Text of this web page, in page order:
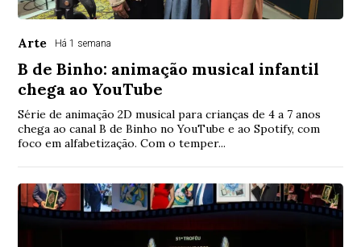
Arte Há 1 semana
B de Binho: animação musical infantil
chega ao YouTube
Série de animação 2D musical para crianças de 4 a 7 anos
chega ao canal B de Binho no YouTube e ao Spotify, com
foco em alfabetização. Com o temper...